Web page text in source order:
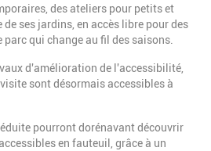
des ateliers pour petits et
ses jardins, en accès libre pour des
parc qui change au fil des saisons.
d'amélioration de l'accessibilité,
sont désormais accessibles à
pourront dorénavant découvrir
en fauteuil, grâce à un